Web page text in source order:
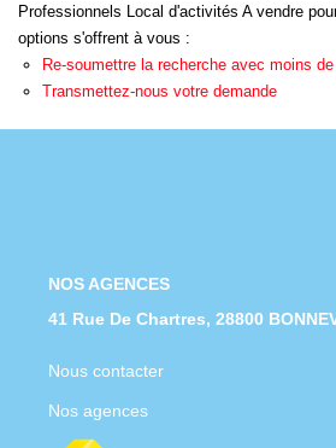
Notre Équipe
Créer une alerte
Professionnels Local d'activités A vendre
options s'offrent à vous :
Re-soumettre la recherche avec moins de
Transmettez-nous votre demande
NOS AGENCES
41 Rue De Chartres, 28800
Nous contacter
Nos agences